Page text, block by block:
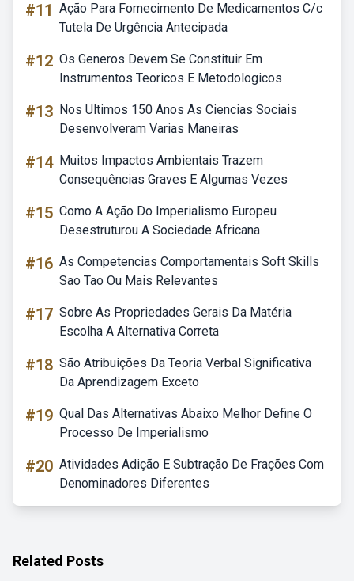
#11 Ação Para Fornecimento De Medicamentos C/c
Tutela De Urgência Antecipada
#12 Os Generos Devem Se Constituir Em
Instrumentos Teoricos E Metodologicos
#13 Nos Ultimos 150 Anos As Ciencias Sociais
Desenvolveram Varias Maneiras
#14 Muitos Impactos Ambientais Trazem
Consequências Graves E Algumas Vezes
#15 Como A Ação Do Imperialismo Europeu
Desestruturou A Sociedade Africana
#16 As Competencias Comportamentais Soft Skills
Sao Tao Ou Mais Relevantes
#17 Sobre As Propriedades Gerais Da Matéria
Escolha A Alternativa Correta
#18 São Atribuições Da Teoria Verbal Significativa
Da Aprendizagem Exceto
#19 Qual Das Alternativas Abaixo Melhor Define O
Processo De Imperialismo
#20 Atividades Adição E Subtração De Frações Com
Denominadores Diferentes
Related Posts